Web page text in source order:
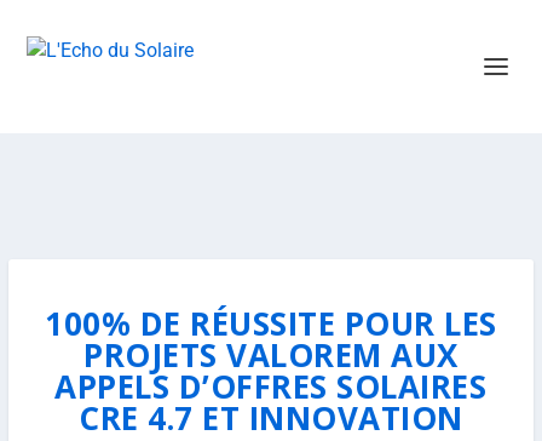
100% DE RÉUSSITE POUR LES
PROJETS VALOREM AUX
APPELS D’OFFRES SOLAIRES
CRE 4.7 ET INNOVATION